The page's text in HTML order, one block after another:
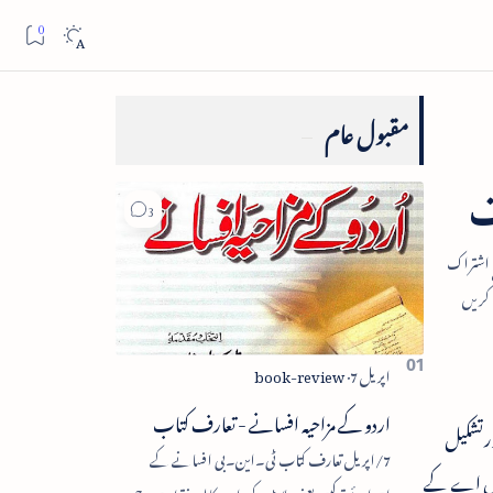
ایل اے کے
مقبول عام
اردو کے مزاحیہ افسانے - تعارف کتاب
7/اپریل تعارف کتاب ٹی۔این۔بی افسانے کے